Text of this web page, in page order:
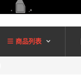
商品列表